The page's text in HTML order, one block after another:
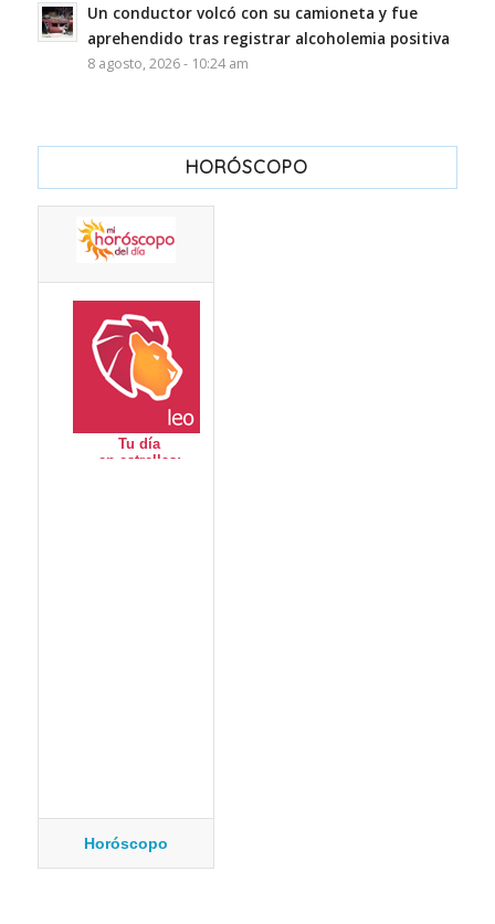
Un conductor volcó con su camioneta y fue
aprehendido tras registrar alcoholemia positiva
8 agosto, 2026 - 10:24 am
HORÓSCOPO
Horóscopo